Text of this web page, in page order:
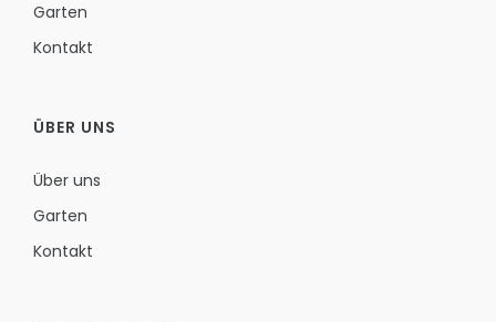
Garten
Kontakt
ÜBER UNS
Über uns
Garten
Kontakt